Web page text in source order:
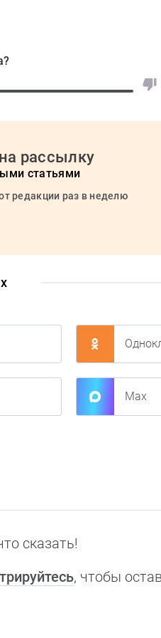
рассылку
статьями
редакции раз в неделю
Max
сказать!
, чтобы